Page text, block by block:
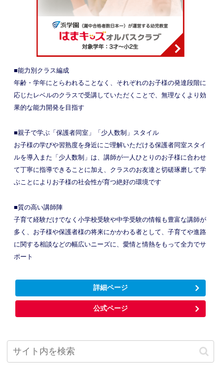
■能力別クラス編成
年齢・学年にとらわれることなく、それぞれのお子様の発達段階に
応じたレベルのクラスで受講していただくことで、無理なくより効
果的な能力開発を目指す
■親子で学ぶ「保護者同室」「少人数制」スタイル
お子様の学びや習熟度を身近にご理解いただける保護者同室スタイ
ルを導入また「少人数制」は、講師が一人ひとりのお子様に合わせ
て丁寧に指導できることに加え、クラスのお友達と切磋琢磨して学
ぶことによりお子様の社会性が育つ絶好の環境です
■質の高い講師陣
子育て経験だけでなく小学校受験や中学受験の情報も豊富な講師が
多く、お子様や保護者様の将来にかかわる者として、子育てや進路
に関する相談などの幅広いニーズに、愛情と情熱をもって全力でサ
ポート
詳細ページ
公式ページ